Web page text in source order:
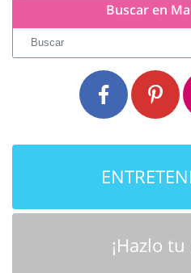
Buscar en
¡Hazlo